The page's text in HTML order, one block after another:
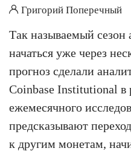
Григорий Поперечный
Так называемый сезон
начаться уже через
прогноз сделали
Coinbase Institutional в
ежемесячного
предсказывают
к другим монетам,